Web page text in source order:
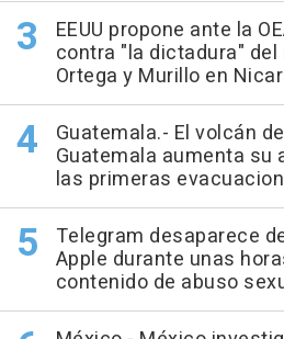
EEUU propone ante la
contra "la dictadura"
Ortega y Murillo en
Guatemala.- El volcán
Guatemala aumenta su
las primeras
Telegram desaparece
Apple durante unas
contenido de abuso